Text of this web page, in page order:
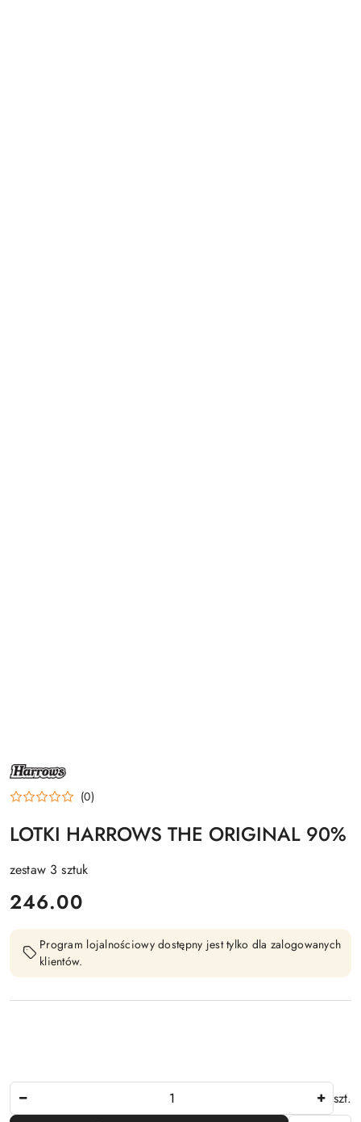
NAZWA
PRODUCENTA:
HARROWS (0)
LOTKI HARROWS THE ORIGINAL 90%
zestaw 3 sztuk
cena:
246.00
Program lojalnościowy dostępny jest tylko dla zalogowanych
klientów.
szt.